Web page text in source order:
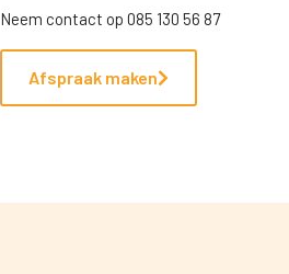
Neem contact op 085 130 56 87
Afspraak maken